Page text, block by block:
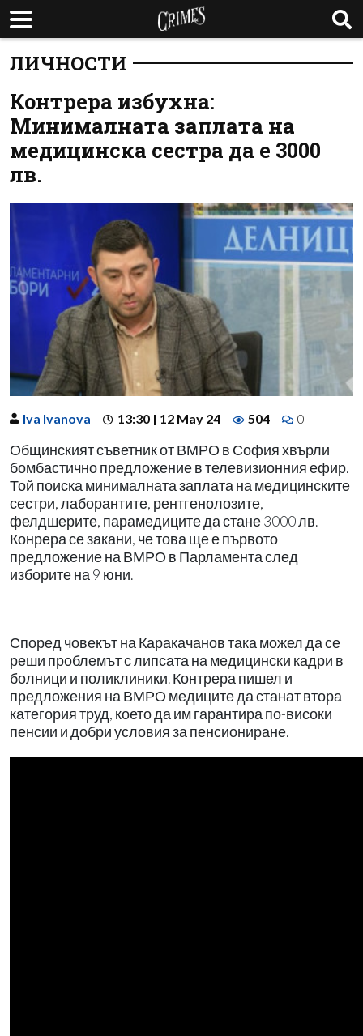
ЛИЧНОСТИ
Контрера избухна:
Минималната заплата на
медицинска сестра да е 3000
лв.
Iva Ivanova 13:30 | 12 May 24 504 0
Общинският съветник от ВМРО в София хвърли
бомбастично предложение в телевизионния ефир.
Той поиска минималната заплата на медицинските
сестри, лаборантите, рентгенолозите,
фелдшерите, парамедиците да стане 3000 лв.
Конрера се закани, че това ще е първото
предложение на ВМРО в Парламента след
изборите на 9 юни.
Според човекът на Каракачанов така можел да се
реши проблемът с липсата на медицински кадри в
болници и поликлиники. Контрера пишел и
предложения на ВМРО медиците да станат втора
категория труд, което да им гарантира по-високи
пенсии и добри условия за пенсиониране.